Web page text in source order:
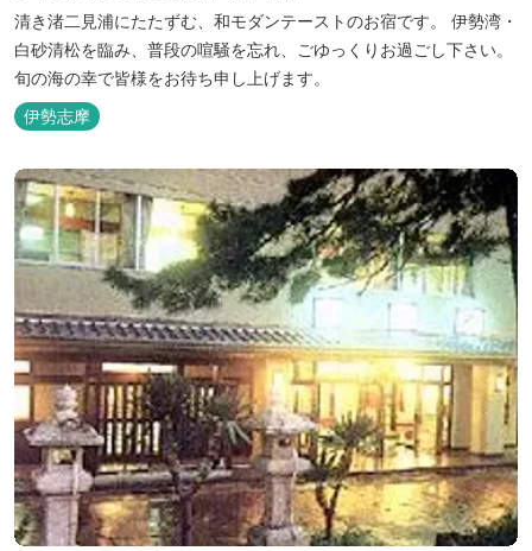
清き渚二見浦にたたずむ、和モダンテーストのお宿です。 伊勢湾・
白砂清松を臨み、普段の喧騒を忘れ、ごゆっくりお過ごし下さい。
旬の海の幸で皆様をお待ち申し上げます。
伊勢志摩